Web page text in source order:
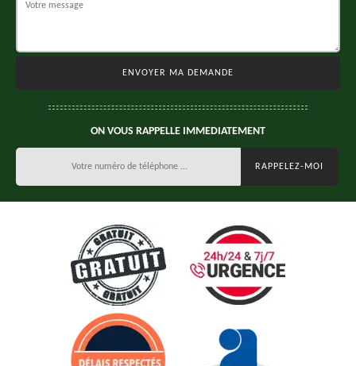
ON VOUS RAPPELLE IMMEDIATEMENT